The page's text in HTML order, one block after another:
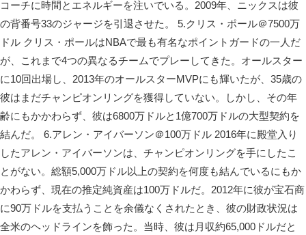
コーチに時間とエネルギーを注いでいる。2009年、ニックスは彼
の背番号33のジャージを引退させた。 5.クリス・ポール＠7500万
ドル クリス・ポールはNBAで最も有名なポイントガードの一人だ
が、これまで4つの異なるチームでプレーしてきた。オールスター
に10回出場し、2013年のオールスターMVPにも輝いたが、35歳の
彼はまだチャンピオンリングを獲得していない。しかし、その年
齢にもかかわらず、彼は6800万ドルと1億700万ドルの大型契約を
結んだ。 6.アレン・アイバーソン＠100万ドル 2016年に殿堂入り
したアレン・アイバーソンは、チャンピオンリングを手にしたこ
とがない。総額5,000万ドル以上の契約を何度も結んでいるにもか
かわらず、現在の推定純資産は100万ドルだ。2012年に彼が宝石商
に90万ドルを支払うことを余儀なくされたとき、彼の財政状況は
全米のヘッドラインを飾った。当時、彼は月収約65,000ドルだと